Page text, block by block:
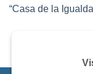
“Casa de la